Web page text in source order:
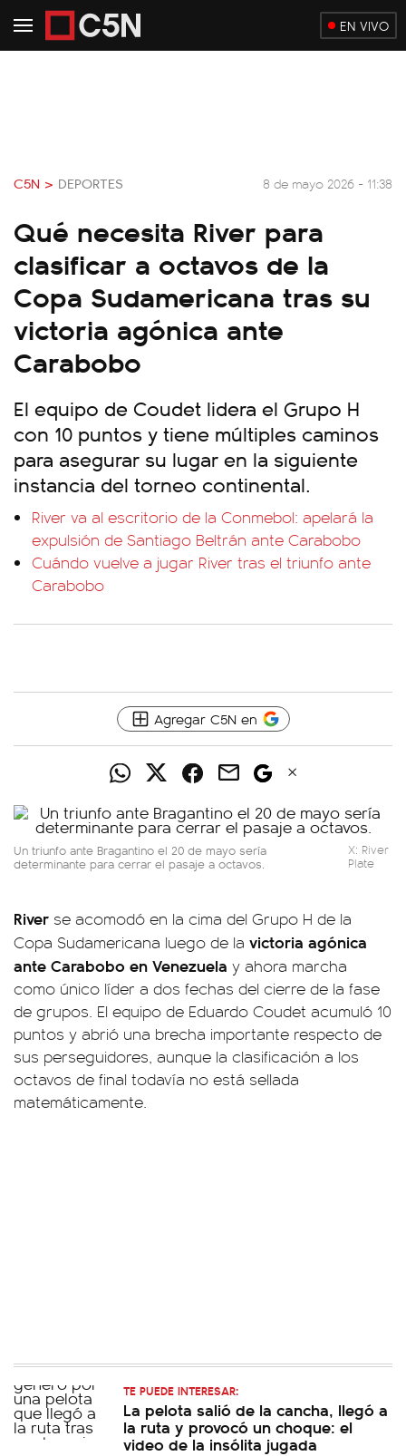
EN VIVO
C5N > DEPORTES 8 de mayo 2026 - 11:38
Qué necesita River para
clasificar a octavos de la
Copa Sudamericana tras su
victoria agónica ante
Carabobo
El equipo de Coudet lidera el Grupo H
con 10 puntos y tiene múltiples caminos
para asegurar su lugar en la siguiente
instancia del torneo continental.
River va al escritorio de la Conmebol: apelará la
expulsión de Santiago Beltrán ante Carabobo
Cuándo vuelve a jugar River tras el triunfo ante
Carabobo
Agregar C5N en
Un triunfo ante Bragantino el 20 de mayo sería
determinante para cerrar el pasaje a octavos.
X: River
Plate
River se acomodó en la cima del Grupo H de la
Copa Sudamericana luego de la victoria agónica
ante Carabobo en Venezuela y ahora marcha
como único líder a dos fechas del cierre de la fase
de grupos. El equipo de Eduardo Coudet acumuló 10
puntos y abrió una brecha importante respecto de
sus perseguidores, aunque la clasificación a los
octavos de final todavía no está sellada
matemáticamente.
TE PUEDE INTERESAR:
La pelota salió de la cancha, llegó a
la ruta y provocó un choque: el
video de la insólita jugada